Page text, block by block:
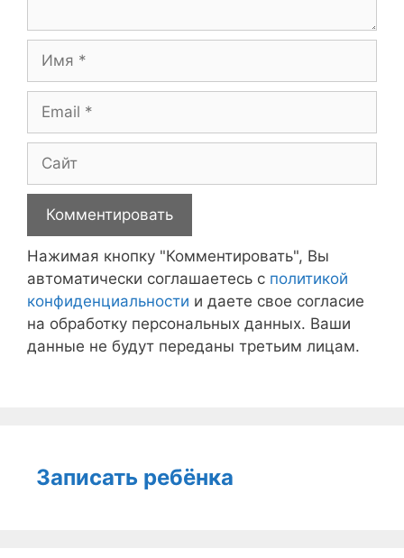
Нажимая кнопку "Комментировать", Вы
автоматически соглашаетесь с политикой
конфиденциальности и даете свое согласие
на обработку персональных данных. Ваши
данные не будут переданы третьим лицам.
Записать ребёнка